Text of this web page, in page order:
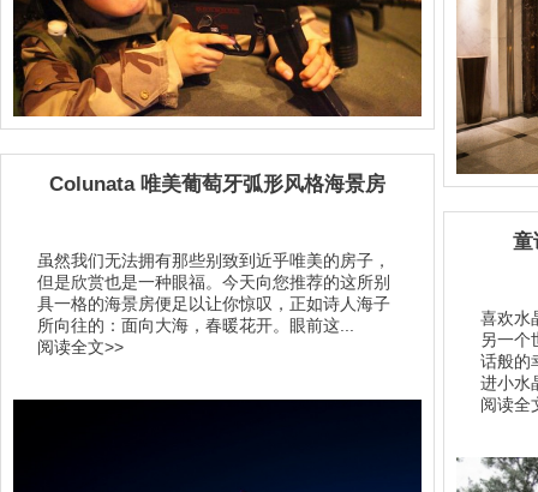
Colunata 唯美葡萄牙弧形风格海景房
虽然我们无法拥有那些别致到近乎唯美的房子，
但是欣赏也是一种眼福。今天向您推荐的这所别
具一格的海景房便足以让你惊叹，正如诗人海子
所向往的：面向大海，春暖花开。眼前这...
阅读全文>>
童
喜欢水
另一个
话般的
进小水
阅读全